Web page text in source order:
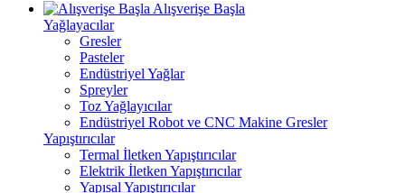
Alışverişe Başla
Yağlayacılar
Gresler
Pasteler
Endüstriyel Yağlar
Spreyler
Toz Yağlayıcılar
Endüstriyel Robot ve CNC Makine Gresler
Yapıştırıcılar
Termal İletken Yapıştırıcılar
Elektrik İletken Yapıştırıcılar
Yapısal Yapıştırıcılar